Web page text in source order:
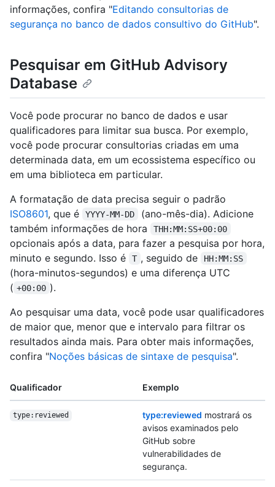
informações, confira "Editando consultorias de
segurança no banco de dados consultivo do GitHub".
Pesquisar em GitHub Advisory
Database
Você pode procurar no banco de dados e usar
qualificadores para limitar sua busca. Por exemplo,
você pode procurar consultorias criadas em uma
determinada data, em um ecossistema específico ou
em uma biblioteca em particular.
A formatação de data precisa seguir o padrão
ISO8601, que é YYYY-MM-DD
(ano-mês-dia). Adicione
também informações de hora
THH:MM:SS+00:00
opcionais após a data, para fazer a pesquisa por hora,
minuto e segundo. Isso é
T , seguido de HH:MM:SS
(hora-minutos-segundos) e uma diferença UTC
( +00:00 ).
Ao pesquisar uma data, você pode usar qualificadores
de maior que, menor que e intervalo para filtrar os
resultados ainda mais. Para obter mais informações,
confira "Noções básicas de sintaxe de pesquisa".
Qualificador Exemplo
type:reviewed type:reviewed mostrará os
avisos examinados pelo
GitHub sobre
vulnerabilidades de
segurança.